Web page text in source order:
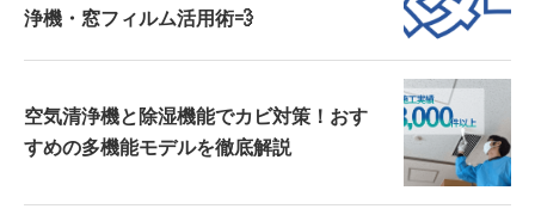
浄機・窓フィルム活用術💨
空気清浄機と除湿機能でカビ対策！おす
すめの多機能モデルを徹底解説